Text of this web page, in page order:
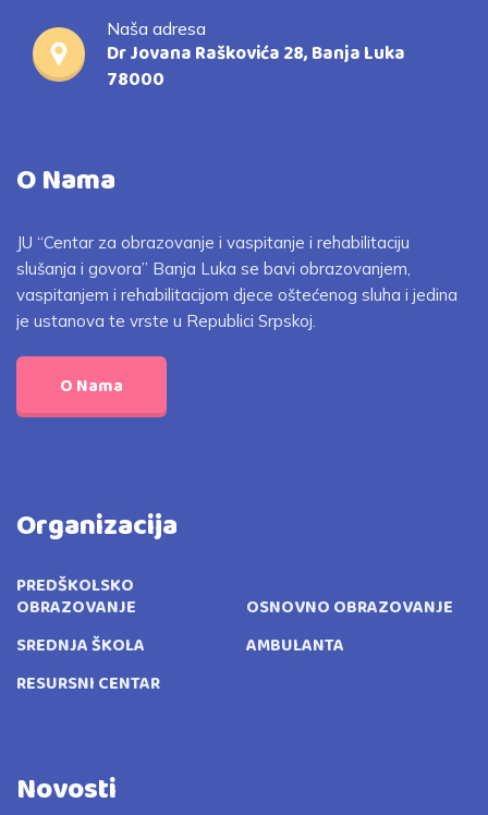
Naša adresa
Dr Jovana Raškovića 28, Banja Luka
78000
O Nama
JU “Centar za obrazovanje i vaspitanje i rehabilitaciju
slušanja i govora” Banja Luka se bavi obrazovanjem,
vaspitanjem i rehabilitacijom djece oštećenog sluha i jedina
je ustanova te vrste u Republici Srpskoj.
O Nama
Organizacija
PREDŠKOLSKO
OBRAZOVANJE
OSNOVNO OBRAZOVANJE
SREDNJA ŠKOLA
AMBULANTA
RESURSNI CENTAR
Novosti